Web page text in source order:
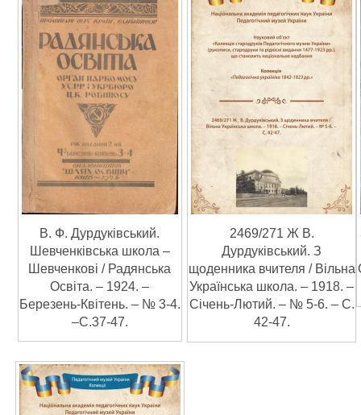
В. Ф. Дурдуківський.
Шевченківська школа –
Шевченкові / Радянська
Освіта. – 1924. –
Березень-Квітень. – № 3-4.
–С.37-47.
2469/271 Ж В.
Дурдуківський. З
щоденника вчителя / Вільна
Українська школа. – 1918. –
Січень-Лютий. – № 5-6. – С.
42-47.